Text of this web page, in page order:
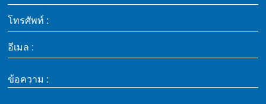
โทรศัพท์ :
อีเมล :
ข้อความ :